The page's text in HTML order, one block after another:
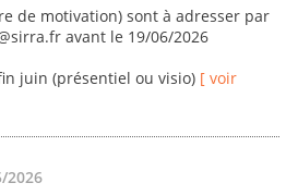
de motivation) sont à adresser par
avant le 19/06/2026
juin (présentiel ou visio) [ voir
2026